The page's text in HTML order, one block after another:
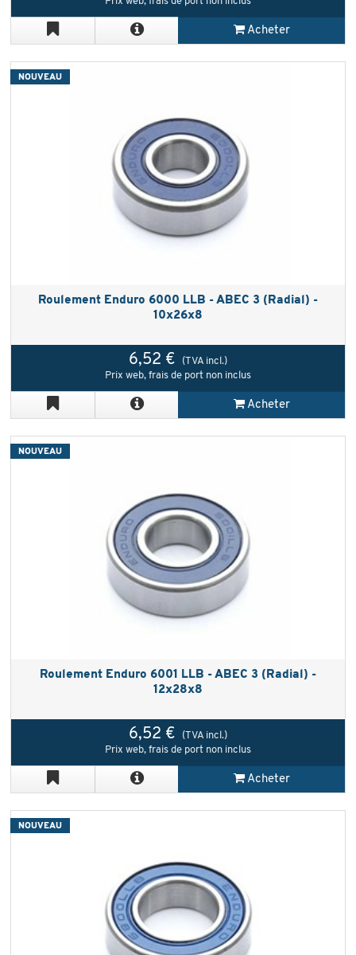
Acheter
Roulement Enduro 6000 LLB - ABEC 3 (Radial) -
10x26x8
6,52 €
(TVA incl.)
Prix web, frais de port non inclus
Acheter
NOUVEAU
Roulement Enduro 6001 LLB - ABEC 3 (Radial) -
12x28x8
6,52 €
(TVA incl.)
Prix web, frais de port non inclus
Acheter
NOUVEAU
NOUVEAU